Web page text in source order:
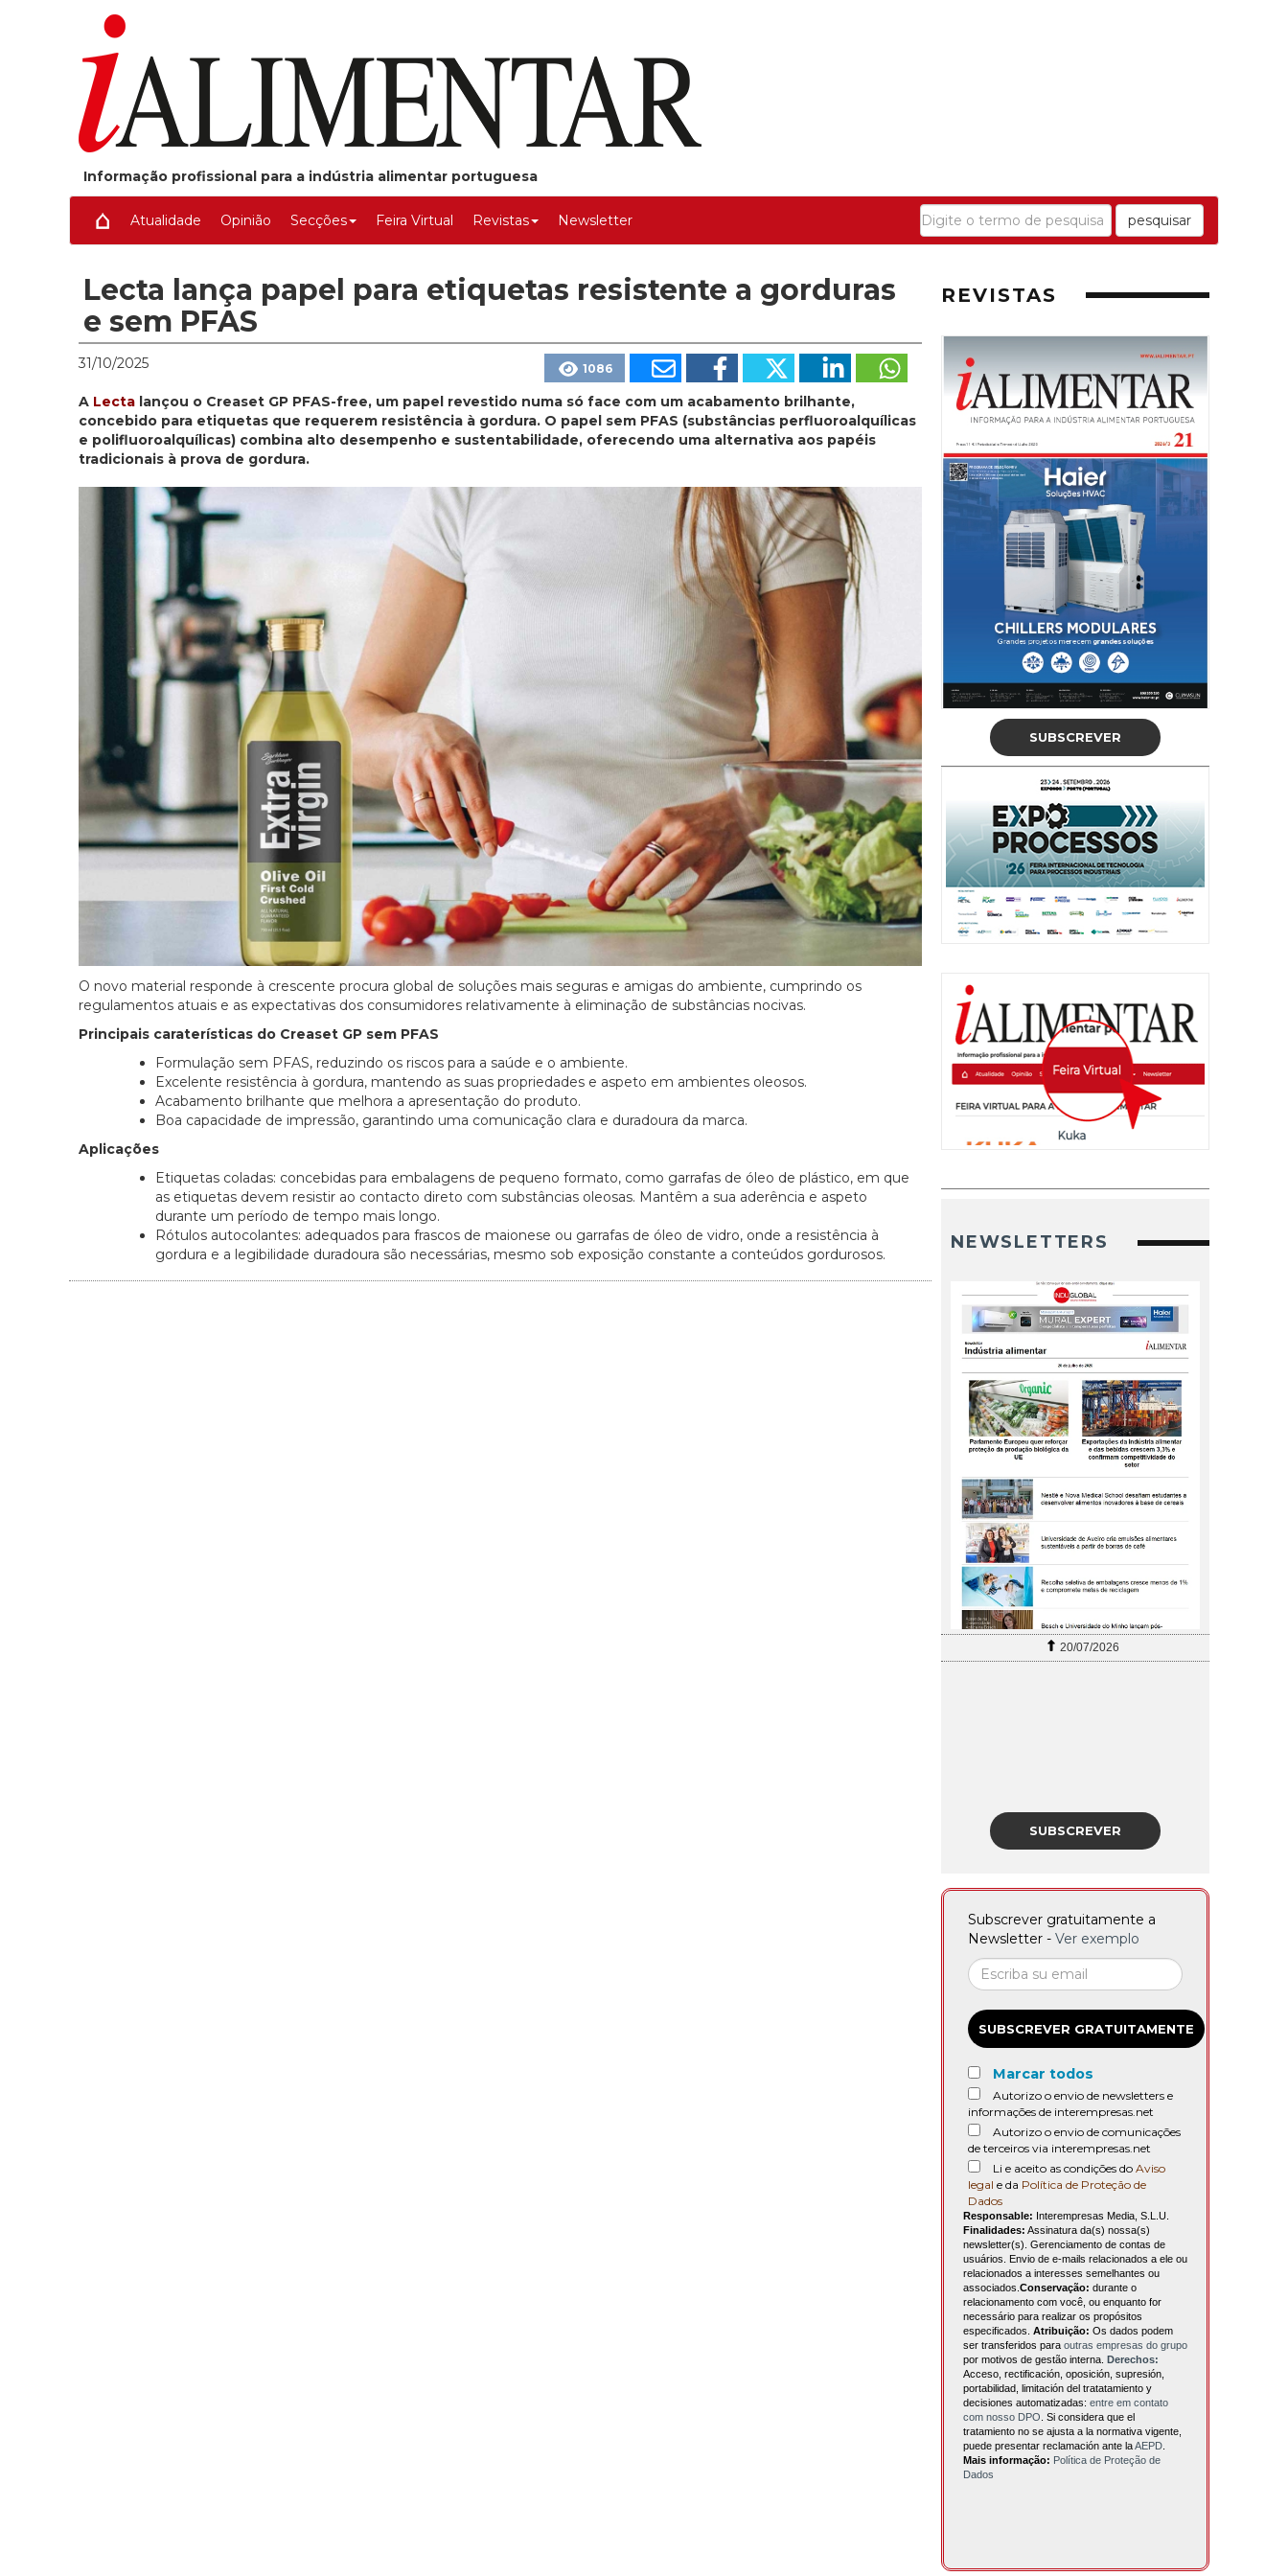
Informação profissional para a indústria alimentar portuguesa
Atualidade Opinião Secções Feira Virtual Revistas Newsletter pesquisar
Lecta lança papel para etiquetas resistente a gorduras
e sem PFAS
31/10/2025 1086
A Lecta lançou o Creaset GP PFAS-free, um papel revestido numa só face com um acabamento brilhante,
concebido para etiquetas que requerem resistência à gordura. O papel sem PFAS (substâncias perfluoroalquílicas
e polifluoroalquílicas) combina alto desempenho e sustentabilidade, oferecendo uma alternativa aos papéis
tradicionais à prova de gordura.
O novo material responde à crescente procura global de soluções mais seguras e amigas do ambiente, cumprindo os
regulamentos atuais e as expectativas dos consumidores relativamente à eliminação de substâncias nocivas.
Principais caraterísticas do Creaset GP sem PFAS
Formulação sem PFAS, reduzindo os riscos para a saúde e o ambiente.
Excelente resistência à gordura, mantendo as suas propriedades e aspeto em ambientes oleosos.
Acabamento brilhante que melhora a apresentação do produto.
Boa capacidade de impressão, garantindo uma comunicação clara e duradoura da marca.
Aplicações
Etiquetas coladas: concebidas para embalagens de pequeno formato, como garrafas de óleo de plástico, em que
as etiquetas devem resistir ao contacto direto com substâncias oleosas. Mantêm a sua aderência e aspeto
durante um período de tempo mais longo.
Rótulos autocolantes: adequados para frascos de maionese ou garrafas de óleo de vidro, onde a resistência à
gordura e a legibilidade duradoura são necessárias, mesmo sob exposição constante a conteúdos gordurosos.
REVISTAS
SUBSCREVER
NEWSLETTERS
20/07/2026
SUBSCREVER
Subscrever gratuitamente a
Newsletter - Ver exemplo
SUBSCREVER GRATUITAMENTE
Marcar todos
Autorizo o envio de newsletters e
informações de interempresas.net
Autorizo o envio de comunicações
de terceiros via interempresas.net
Li e aceito as condições do Aviso
legal e da Política de Proteção de
Dados
Responsable: Interempresas Media, S.L.U.
Finalidades: Assinatura da(s) nossa(s)
newsletter(s). Gerenciamento de contas de
usuários. Envio de e-mails relacionados a ele ou
relacionados a interesses semelhantes ou
associados. Conservação: durante o
relacionamento com você, ou enquanto for
necessário para realizar os propósitos
especificados. Atribuição: Os dados podem
ser transferidos para outras empresas do grupo
por motivos de gestão interna.
Derechos:
Acceso, rectificación, oposición, supresión,
portabilidad, limitación del tratatamiento y
decisiones automatizadas: entre em contato
com nosso DPO . Si considera que el
tratamiento no se ajusta a la normativa vigente,
puede presentar reclamación ante laAEPD
Mais informação: Política de Proteção de
Dados